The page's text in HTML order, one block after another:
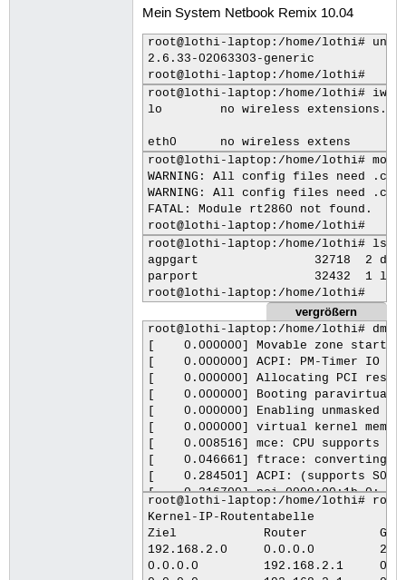
Mein System Netbook Remix 10.04
root@lothi-laptop:/home/lothi#
2.6.33-02063303-generic
root@lothi-laptop:/home/lothi#
root@lothi-laptop:/home/lothi#
lo        no wireless extensions.
eth0      no wireless extens
root@lothi-laptop:/home/lothi#
WARNING: All config files need
WARNING: All config files need
FATAL: Module rt2860 not found.
root@lothi-laptop:/home/lothi#
agpgart                32718  2
parport                32432  1 lp
vergrößern
root@lothi-laptop:/home/lothi#
[    0.000000] Movable zone start
[    0.000000] ACPI: PM-Timer IO
[    0.000000] Allocating PCI
[    0.000000] Booting
[    0.000000] Enabling unmasked
[    0.000000] virtual kernel
[    0.008516] mce: CPU supports 5
[    0.046661] ftrace: converting
[    0.284501] ACPI: (supports S0
[    0.316700] pci 0000:00:1b.0:
[    0.316797] pci 0000:00:1c.0:
root@lothi-laptop:/home/lothi#
Kernel-IP-Routentabelle
Ziel            Router
192.168.2.0     0.0.0.0
0.0.0.0         192.168.2.1